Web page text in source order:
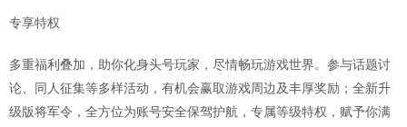
专享特权
多重福利叠加，助你化身头号玩家，尽情畅玩游戏世界。参与话题讨
论、同人征集等多样活动，有机会赢取游戏周边及丰厚奖励；全新升
级版将军令，全方位为账号安全保驾护航，专属等级特权，赋予你满